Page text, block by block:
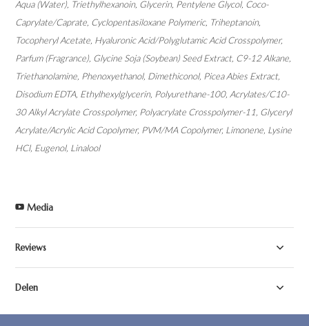
Aqua (Water), Triethylhexanoin, Glycerin, Pentylene Glycol, Coco-
Caprylate/Caprate, Cyclopentasiloxane Polymeric, Triheptanoin,
Tocopheryl Acetate, Hyaluronic Acid/Polyglutamic Acid Crosspolymer,
Parfum (Fragrance), Glycine Soja (Soybean) Seed Extract, C9-12 Alkane,
Triethanolamine, Phenoxyethanol, Dimethiconol, Picea Abies Extract,
Disodium EDTA, Ethylhexylglycerin, Polyurethane-100, Acrylates/C10-
30 Alkyl Acrylate Crosspolymer, Polyacrylate Crosspolymer-11, Glyceryl
Acrylate/Acrylic Acid Copolymer, PVM/MA Copolymer, Limonene, Lysine
HCl, Eugenol, Linalool
Media
Reviews
Delen